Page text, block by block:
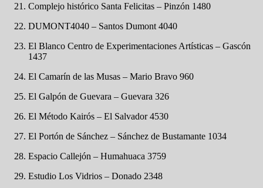
Complejo histórico Santa Felicitas – Pinzón 1480
DUMONT4040 – Santos Dumont 4040
El Blanco Centro de Experimentaciones Artísticas – Gascón
1437
El Camarín de las Musas – Mario Bravo 960
El Galpón de Guevara – Guevara 326
El Método Kairós – El Salvador 4530
El Portón de Sánchez – Sánchez de Bustamante 1034
Espacio Callejón – Humahuaca 3759
Estudio Los Vidrios – Donado 2348